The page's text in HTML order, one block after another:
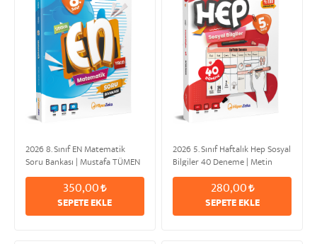
2026 8. Sınıf EN Matematik
Soru Bankası | Mustafa TÜMEN
& Şahan EROĞLU
350,00
SEPETE EKLE
2026 5. Sınıf Haftalık Hep Sosyal
Bilgiler 40 Deneme | Metin
URUK
280,00
SEPETE EKLE